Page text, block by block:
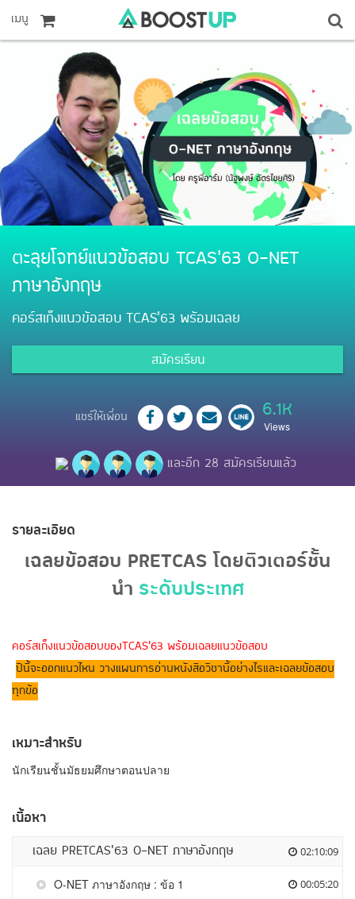
เมนู
ตะลุยโจทย์แนวข้อสอบ TCAS’63 O-NET
ภาษาอังกฤษ
คอร์สเก็งแนวข้อสอบ TCAS'63 พร้อมเฉลย
สมัครเรียน
แชร์ให้เพื่อน 6.1K
Views
และอีก 28 สมัครเรียนแล้ว
รายละเอียด
เฉลยข้อสอบ PRETCAS โดยติวเตอร์ชั้น
นำ ระดับประเทศ
คอร์สเก็งแนวข้อสอบของTCAS'63 พร้อมเฉลยแนวข้อสอบ
ปีนี้จะออกแนวไหน วางแผนการอ่านหนังสือวิชานี้อย่างไรและเฉลยข้อสอบ
ทุกข้อ
เหมาะสำหรับ
นักเรียนชั้นมัธยมศึกษาตอนปลาย
เนื้อหา
เฉลย PRETCAS’63 O-NET ภาษาอังกฤษ 02:10:09
O-NET ภาษาอังกฤษ : ข้อ 1 00:05:20